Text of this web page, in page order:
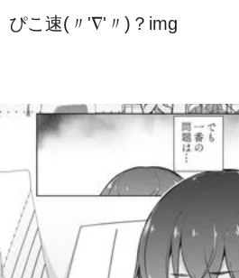
ぴこ速(〃'∇'〃)？img